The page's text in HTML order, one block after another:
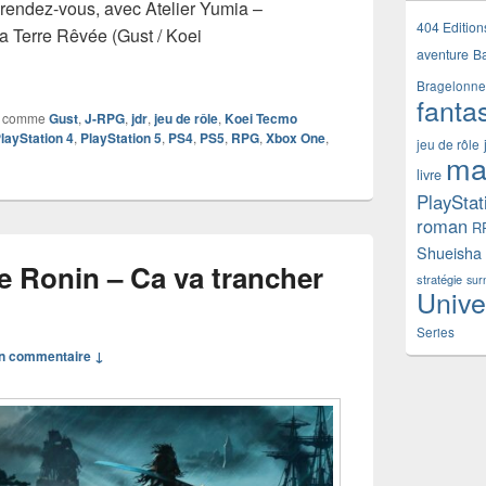
vous, avec Atelier Yumia –
Terre Rêvée (Gust / Koei
jeu vidéo Atelier Yumia – L’Alchimiste des Souvenirs et la
Gust, J-RPG, jdr, jeu de rôle, Koei Tecmo
4, PlayStation 5, PS4, PS5, RPG, Xbox One,
Ronin – Ca va trancher
commentaire ↓
404
aventure
Bragelonne
jeu de rôle
livre
roman
Shueisha
stratégie
Series